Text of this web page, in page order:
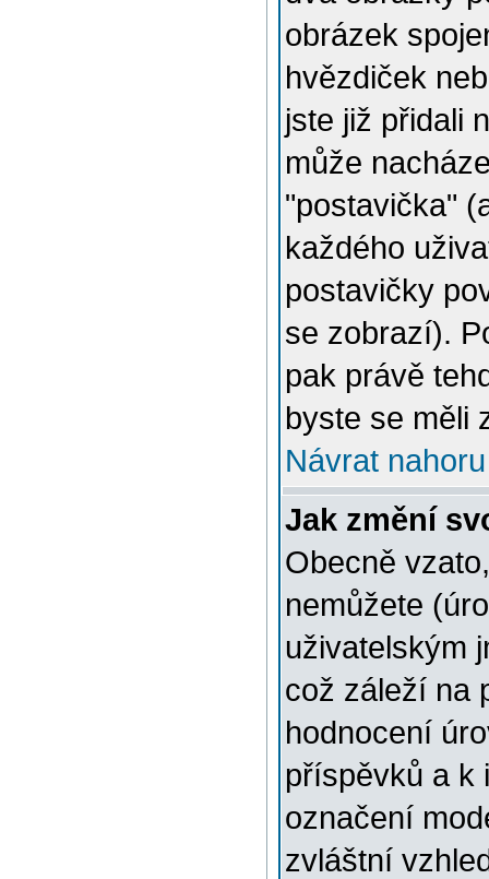
obrázek
hvězdiček
jste již přidali
může
"postavička"
každého
postavičky
se zobrazí).
pak právě
byste se měli
Návrat nahoru
Jak změní
Obecně
nemůžete
uživatelským
což záleží na
hodnocení
příspěvků a k
označení
zvláštní